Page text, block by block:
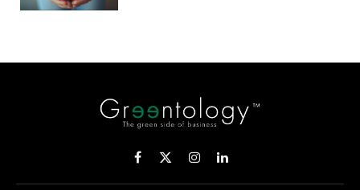
Facebook
X
(Twitter)
InstagramLinkedIn